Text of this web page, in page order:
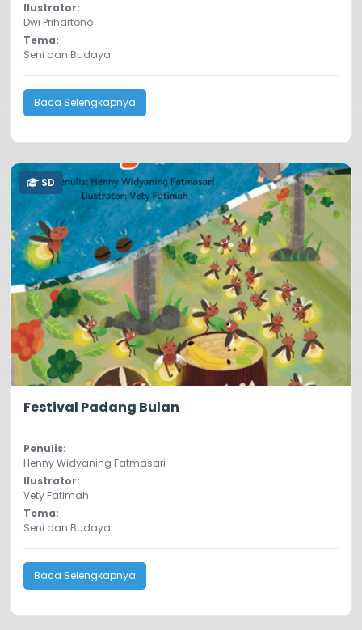
Ilustrator:
Dwi Prihartono
Tema:
Seni dan Budaya
Baca Selengkapnya
SD
Festival Padang Bulan
Penulis:
Henny Widyaning Fatmasari
Ilustrator:
Vety Fatimah
Tema:
Seni dan Budaya
Baca Selengkapnya